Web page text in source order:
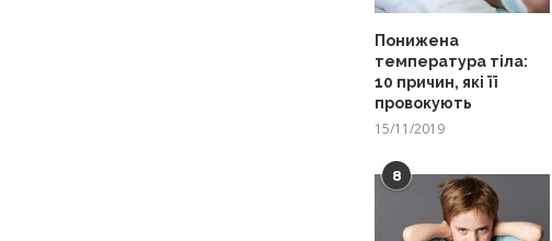
Понижена
температура тіла:
10 причин, які її
провокують
15/11/2019
8